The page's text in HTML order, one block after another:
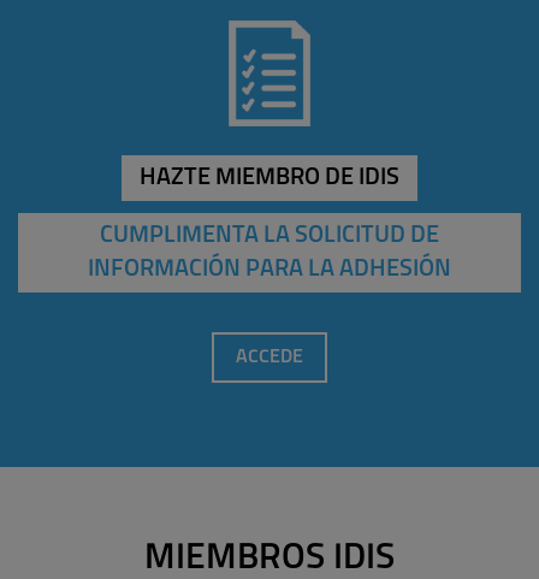
HAZTE MIEMBRO DE IDIS
CUMPLIMENTA LA SOLICITUD DE
INFORMACIÓN PARA LA ADHESIÓN
ACCEDE
MIEMBROS IDIS